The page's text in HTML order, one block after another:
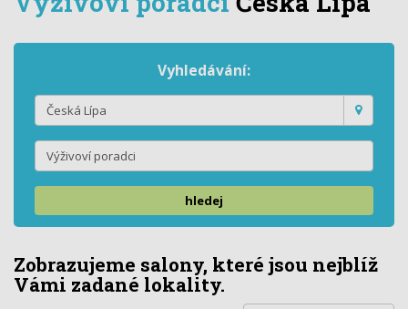
Vyhledávání:
hledej
Zobrazujeme salony, které jsou nejblíž
Vámi zadané lokality.